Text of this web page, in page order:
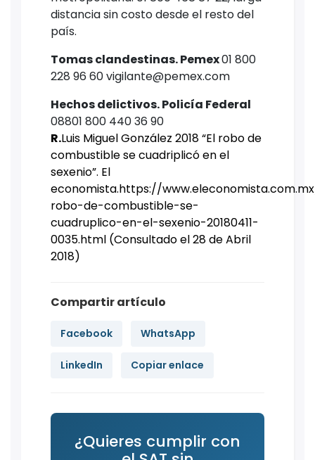
distancia sin costo desde el resto del
país.
Tomas clandestinas. Pemex01 800
228 96 60 vigilante@pemex.com
Hechos delictivos. Policía Federal
08801 800 440 36 90
R.Luis Miguel González 2018 “El robo de
combustible se cuadriplicó en el
sexenio”. El
economista.https://
robo-de-combustible-se-
cuadruplico-en-el-sexenio-20180411-
0035.html (Consultado el 28 de Abril
2018)
Compartir artículo
Facebook WhatsApp
LinkedIn Copiar enlace
¿Quieres cumplir con